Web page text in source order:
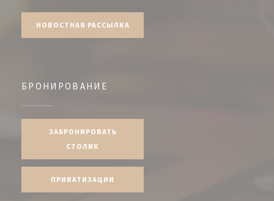
НОВОСТНАЯ РАССЫЛКА
БРОНИРОВАНИЕ
ЗАБРОНИРОВАТЬ
СТОЛИК
ПРИВАТИЗАЦИИ